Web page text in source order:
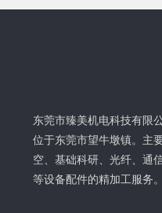
东莞市臻美机电科技有限
位于东莞市望牛墩镇。主
空、基础科研、光纤、通
等设备配件的精加工服务。